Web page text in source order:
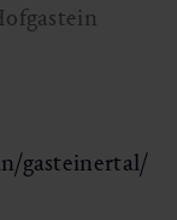
gasteinertal/